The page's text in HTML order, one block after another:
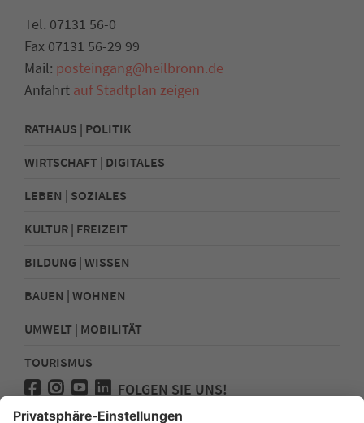
Tel. 07131 56-0
Fax 07131 56-29 99
Mail: posteingang@heilbronn.de
Anfahrt auf Stadtplan zeigen
RATHAUS | POLITIK
WIRTSCHAFT | DIGITALES
LEBEN | SOZIALES
KULTUR | FREIZEIT
BILDUNG | WISSEN
BAUEN | WOHNEN
UMWELT | MOBILITÄT
TOURISMUS
FOLGEN SIE UNS!